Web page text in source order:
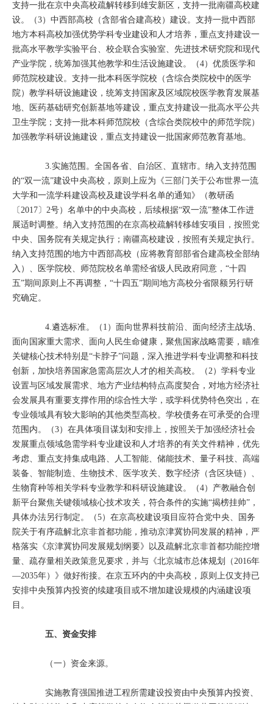
支持一批在京中央高校疏解转移到雄安新区，支持一批南疆高校建
设。（3）中西部高校（含部省合建高校）建设。支持一批中西部
地方本科高校加强优势学科专业建设和人才培养，重点支持建设一
批高水平教学实验平台、校企联合实验室、先进技术研究院和现代
产业学院，统筹加强其他教学和生活设施建设。（4）优质医学和
师范院校建设。支持一批本科医学院校（含综合类院校中的医学
院）教学科研设施建设，统筹支持国家及区域院校医学教育发展基
地、医药基础研究创新基地等建设，重点支持建设一批高水平公共
卫生学院；支持一批本科师范院校（含综合类院校中的师范学院）
加强教学科研设施建设，重点支持建设一批国家师范教育基地。
3.实施范围。全国各省、自治区、直辖市。纳入支持范围
的“双一流”建设中央高校，原则上应为《三部门关于公布世界一流
大学和一流学科建设高校及建设学科名单的通知》（教研函
〔2017〕2号）名单中的中央高校，后续根据“双一流”整体工作进
展适时调整。纳入支持范围的在京高校疏解转移雄安项目，按照党
中央、国务院有关规定执行；南疆高校建设，按照有关规定执行。
纳入支持范围的地方中西部高校（应将教育部部省合建高校全部纳
入）、医学院校、师范院校名单需经省级人民政府同意，“十四
五”期间原则上不再调整，“十四五”期间地方高校分省限额另行研
究确定。
4.遴选标准。（1）面向世界科技前沿、面向经济主战场、
面向国家重大需求、面向人民生命健康，聚焦国家战略需要，瞄准
关键核心技术特别是“卡脖子”问题，深入推进学科专业调整和科技
创新，加快培养国家急需高层次人才的相关高校。（2）学科专业
设置与区域发展需求、地方产业结构特点高度契合，对地方经济社
会发展具有重要支撑作用的综合性大学，或学科优势特色突出，在
专业领域具有较大影响的其他类型高校。学校债务在可承受的合理
范围内。（3）在具体项目谋划和安排上，按照关于加强经济社会
发展重点领域急需学科专业建设和人才培养的有关文件精神，优先
考虑、重点支持集成电路、人工智能、储能技术、量子科技、高端
装备、智能制造、生物技术、医学攻关、数字经济（含区块链）、
生物育种等相关学科专业教学和科研设施建设。（4）产教融合创
新平台聚焦关键领域核心技术攻关，符合条件的实施“揭榜挂帅”，
具体办法另行制定。（5）在京高校建设项目应符合党中央、国务
院关于有序疏解北京非首都功能，推动京津冀协同发展的精神，严
格落实《京津冀协同发展规划纲要》以及疏解北京非首都功能控增
量、疏存量相关政策意见要求，并与《北京城市总体规划（2016年
—2035年）》做好衔接。在京五环内的中央高校，原则上仅支持已
安排中央预算内投资的续建项目或不增加建设规模的内涵建设项
目。
五、资金安排
（一）资金来源。
实施教育强国推进工程所需建设投资由中央预算内投资、